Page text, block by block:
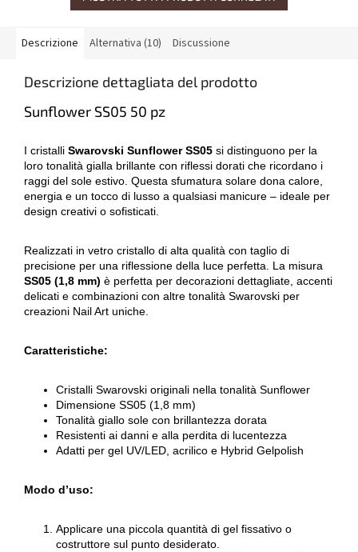
Descrizione Alternativa (10) Discussione
Descrizione dettagliata del prodotto
Sunflower SS05 50 pz
I cristalli Swarovski Sunflower SS05 si distinguono per la
loro tonalità gialla brillante con riflessi dorati che ricordano i
raggi del sole estivo. Questa sfumatura solare dona calore,
energia e un tocco di lusso a qualsiasi manicure – ideale per
design creativi o sofisticati.
Realizzati in vetro cristallo di alta qualità con taglio di
precisione per una riflessione della luce perfetta. La misura
SS05 (1,8 mm) è perfetta per decorazioni dettagliate, accenti
delicati e combinazioni con altre tonalità Swarovski per
creazioni Nail Art uniche.
Caratteristiche:
Cristalli Swarovski originali nella tonalità Sunflower
Dimensione SS05 (1,8 mm)
Tonalità giallo sole con brillantezza dorata
Resistenti ai danni e alla perdita di lucentezza
Adatti per gel UV/LED, acrilico e Hybrid Gelpolish
Modo d’uso:
Applicare una piccola quantità di gel fissativo o
costruttore sul punto desiderato.